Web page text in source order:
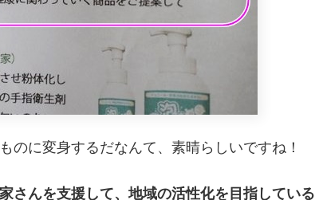
のに変身するだなんて、素晴らしいですね！
さんを支援して、地域の活性化を目指している